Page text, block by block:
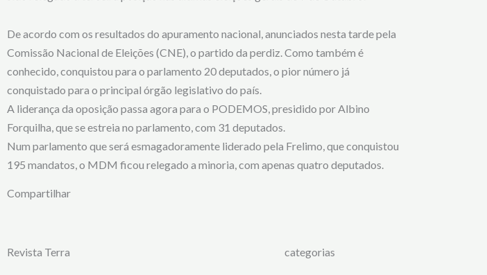
De acordo com os resultados do apuramento nacional, anunciados nesta tarde pela
Comissão Nacional de Eleições (CNE), o partido da perdiz.Como também é
conhecido, conquistou para o parlamento 20 deputados, o pior número já
conquistado para o principal órgão legislativo do país.
A liderança da oposição passa agora para o PODEMOS, presidido por Albino
Forquilha, que se estreia no parlamento, com 31 deputados.
Num parlamento que será esmagadoramente liderado pela Frelimo, que conquistou
195 mandatos, o MDM ficou relegado a minoria, com apenas quatro deputados.
Compartilhar
Revista Terra categorias